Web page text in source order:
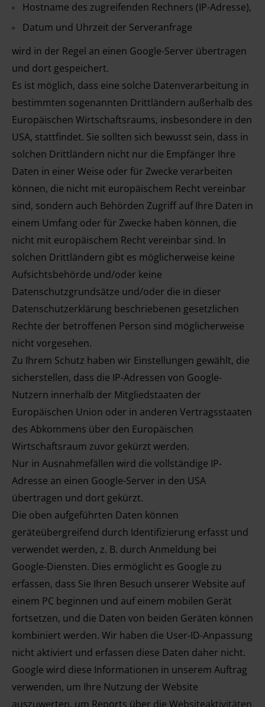
Hostname des zugreifenden Rechners (IP-Adresse),
Datum und Uhrzeit der Serveranfrage
wird in der Regel an einen Google-Server übertragen
und dort gespeichert.
Es ist möglich, dass eine solche Datenverarbeitung in
bestimmten sogenannten Drittländern außerhalb des
Europäischen Wirtschaftsraums, insbesondere in den
USA, stattfindet. Sie sollten sich bewusst sein, dass in
solchen Drittländern nicht nur die Empfänger Ihre
Daten in einer Weise oder für Zwecke verarbeiten
können, die nicht mit europäischem Recht vereinbar
sind, sondern auch Behörden Zugriff auf Ihre Daten in
einem Umfang oder für Zwecke haben können, die
nicht mit europäischem Recht vereinbar sind. In
solchen Drittländern gibt es möglicherweise keine
Aufsichtsbehörde und/oder keine
Datenschutzgrundsätze und/oder die in dieser
Datenschutzerklärung beschriebenen gesetzlichen
Rechte der betroffenen Person sind möglicherweise
nicht vorgesehen.
Zu Ihrem Schutz haben wir Einstellungen gewählt, die
sicherstellen, dass die IP-Adressen von Google-
Nutzern innerhalb der Mitgliedstaaten der
Europäischen Union oder in anderen Vertragsstaaten
des Abkommens über den Europäischen
Wirtschaftsraum zuvor gekürzt werden.
Nur in Ausnahmefällen wird die vollständige IP-
Adresse an einen Google-Server in den USA
übertragen und dort gekürzt.
Die oben aufgeführten Daten können
geräteübergreifend durch Identifizierung erfasst und
verwendet werden, z. B. durch Anmeldung bei
Google-Diensten. Dies ermöglicht es Google zu
erfassen, dass Sie Ihren Besuch unserer Website auf
einem PC beginnen und auf einem mobilen Gerät
fortsetzen, und die Daten von beiden Geräten können
kombiniert werden. Wir haben die User-ID-Anpassung
nicht aktiviert und erfassen diese Daten daher nicht.
Google wird diese Informationen in unserem Auftrag
verwenden, um Ihre Nutzung der Website
auszuwerten, um Reports über die Websiteaktivitäten